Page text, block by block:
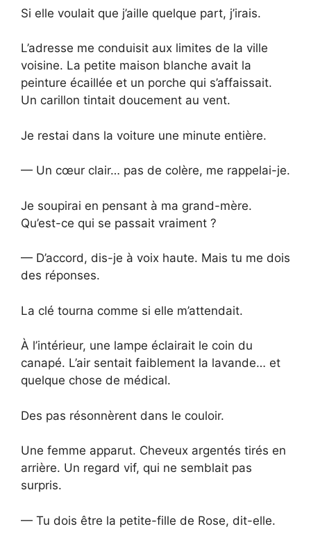
Si elle voulait que j’aille quelque part, j’irais.
L’adresse me conduisit aux limites de la ville
voisine. La petite maison blanche avait la
peinture écaillée et un porche qui s’affaissait.
Un carillon tintait doucement au vent.
Je restai dans la voiture une minute entière.
— Un cœur clair… pas de colère, me rappelai-je.
Je soupirai en pensant à ma grand-mère.
Qu’est-ce qui se passait vraiment ?
— D’accord, dis-je à voix haute. Mais tu me dois
des réponses.
La clé tourna comme si elle m’attendait.
À l’intérieur, une lampe éclairait le coin du
canapé. L’air sentait faiblement la lavande… et
quelque chose de médical.
Des pas résonnèrent dans le couloir.
Une femme apparut. Cheveux argentés tirés en
arrière. Un regard vif, qui ne semblait pas
surpris.
— Tu dois être la petite-fille de Rose, dit-elle.